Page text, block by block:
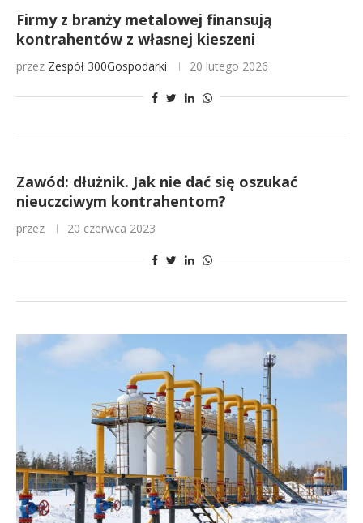
Firmy z branży metalowej finansują
kontrahentów z własnej kieszeni
przez Zespół 300Gospodarki 20 lutego 2026
Zawód: dłużnik. Jak nie dać się oszukać
nieuczciwym kontrahentom?
przez 20 czerwca 2023